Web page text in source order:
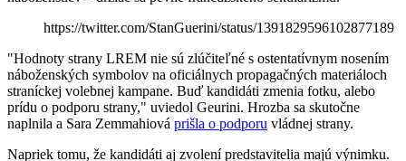
https://twitter.com/StanGuerini/status/1391829596102877189
"Hodnoty strany LREM nie sú zlúčiteľné s ostentatívnym nosením
náboženských symbolov na oficiálnych propagačných materiáloch
straníckej volebnej kampane. Buď kandidáti zmenia fotku, alebo
prídu o podporu strany," uviedol Geurini. Hrozba sa skutočne
naplnila a Sara Zemmahiová prišla o podporu vládnej strany.
Napriek tomu, že kandidáti aj zvolení predstavitelia majú výnimku.